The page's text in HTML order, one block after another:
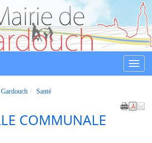
Menu
Santé
COMMUNALE